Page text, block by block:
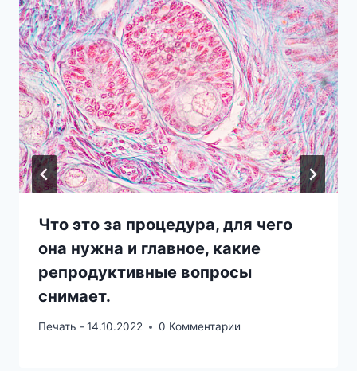
Что это за процедура, для чего
она нужна и главное, какие
репродуктивные вопросы
снимает.
Печать -14.10.2022 0 Комментарии